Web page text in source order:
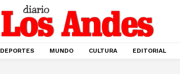
DEPORTES MUNDO CULTURA EDITORIAL